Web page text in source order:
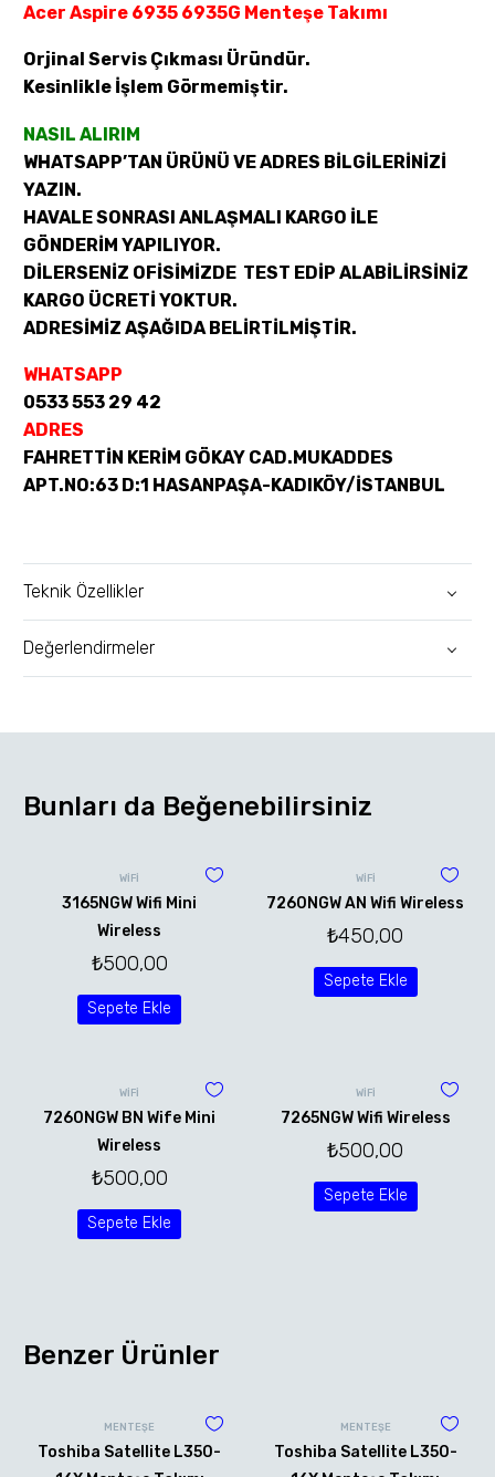
Acer Aspire 6935 6935G Menteşe Takımı
Orjinal Servis Çıkması Üründür.
Kesinlikle İşlem Görmemiştir.
NASIL ALIRIM
WHATSAPP’TAN ÜRÜNÜ VE ADRES BİLGİLERİNİZİ
YAZIN.
HAVALE SONRASI ANLAŞMALI KARGO İLE
GÖNDERİM YAPILIYOR.
DİLERSENİZ OFİSİMİZDE TEST EDİP ALABİLİRSİNİZ
KARGO ÜCRETİ YOKTUR.
ADRESİMİZ AŞAĞIDA BELİRTİLMİŞTİR.
WHATSAPP
0533 553 29 42
ADRES
FAHRETTİN KERİM GÖKAY CAD.MUKADDES
APT.NO:63 D:1 HASANPAŞA-KADIKÖY/İSTANBUL
Teknik Özellikler
Değerlendirmeler
Bunları da Beğenebilirsiniz
WİFİ
3165NGW Wifi Mini
Wireless
₺500,00
Sepete Ekle
WİFİ
7260NGW AN Wifi Wireless
₺450,00
Sepete Ekle
WİFİ
7260NGW BN Wife Mini
Wireless
₺500,00
Sepete Ekle
WİFİ
7265NGW Wifi Wireless
₺500,00
Sepete Ekle
Benzer Ürünler
MENTEŞE
Toshiba Satellite L350-
MENTEŞE
Toshiba Satellite L350-